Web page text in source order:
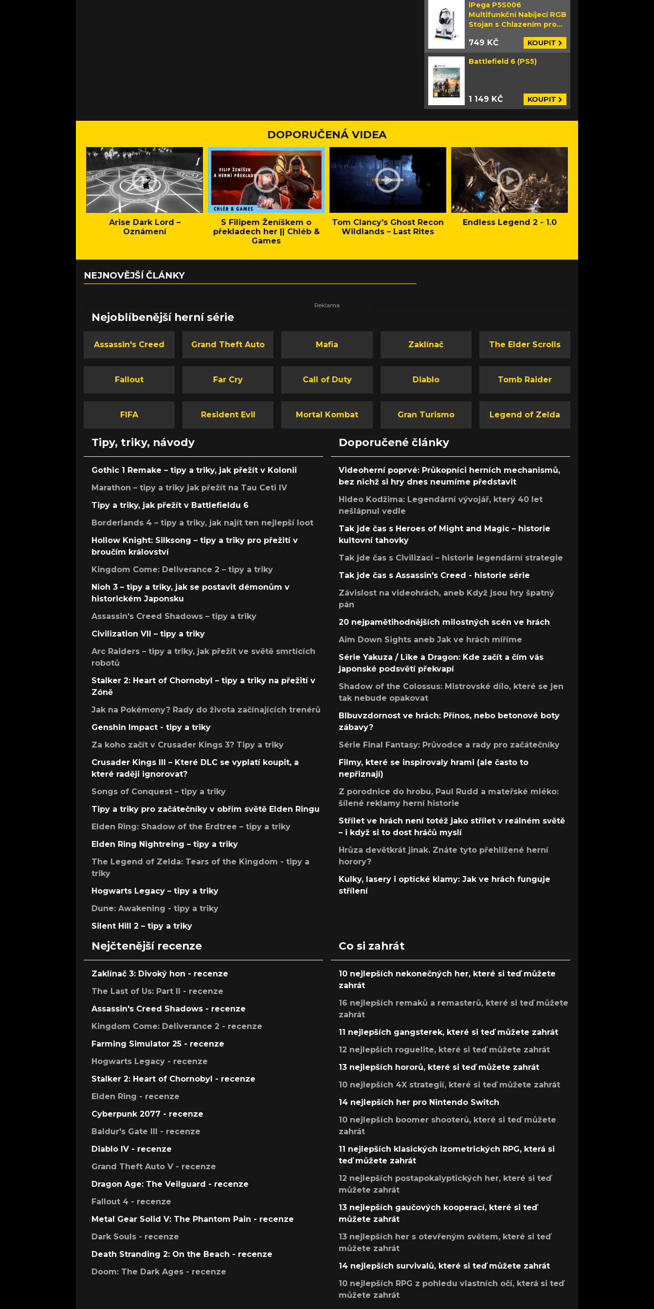
iPega P5S006
Multifunkční Nabíjecí RGB
Stojan s Chlazením pro
749 KČ KOUPIT
Battlefield 6 (PS5)
1 149 KČ KOUPIT
DOPORUČENÁ VIDEA
Arise Dark Lord –
Oznámení
S Filipem Ženíškem o
překladech her || Chléb &
Games
Tom Clancy's Ghost Recon
Wildlands – Last Rites
Endless Legend 2 - 1.0
NEJNOVĚJŠÍ ČLÁNKY
Nejoblíbenější herní série
Assassin's Creed Grand Theft Auto Mafia Zaklínač The Elder Scrolls
Fallout Far Cry Call of Duty Diablo Tomb Raider
FIFA Resident Evil Mortal Kombat Gran Turismo Legend of Zelda
Tipy, triky, návody
Gothic 1 Remake – tipy a triky, jak přežít v Kolonii
Marathon – tipy a triky jak přežít na Tau Ceti IV
Tipy a triky, jak přežít v Battlefieldu 6
Borderlands 4 – tipy a triky, jak najít ten nejlepší loot
Hollow Knight: Silksong – tipy a triky pro přežití v
broučím království
Kingdom Come: Deliverance 2 – tipy a triky
Nioh 3 – tipy a triky, jak se postavit démonům v
historickém Japonsku
Assassin's Creed Shadows – tipy a triky
Civilization VII – tipy a triky
Arc Raiders – tipy a triky, jak přežít ve světě smrtících
robotů
Stalker 2: Heart of Chornobyl – tipy a triky na přežití v
Zóně
Jak na Pokémony? Rady do života začínajících trenérů
Genshin Impact - tipy a triky
Za koho začít v Crusader Kings 3? Tipy a triky
Crusader Kings III – Které DLC se vyplatí koupit, a
které raději ignorovat?
Songs of Conquest – tipy a triky
Tipy a triky pro začátečníky v obřím světě Elden Ringu
Elden Ring: Shadow of the Erdtree – tipy a triky
Elden Ring Nightreing – tipy a triky
The Legend of Zelda: Tears of the Kingdom - tipy a
triky
Hogwarts Legacy – tipy a triky
Dune: Awakening - tipy a triky
Silent Hill 2 – tipy a triky
Doporučené články
Videoherní poprvé: Průkopníci herních mechanismů,
bez nichž si hry dnes neumíme představit
Hideo Kodžima: Legendární vývojář, který 40 let
nešlápnul vedle
Tak jde čas s Heroes of Might and Magic – historie
kultovní tahovky
Tak jde čas s Civilizací – historie legendární strategie
Tak jde čas s Assassin's Creed - historie série
Závislost na videohrách, aneb Když jsou hry špatný
pán
20 nejpamětihodnějších milostných scén ve hrách
Aim Down Sights aneb Jak ve hrách míříme
Série Yakuza / Like a Dragon: Kde začít a čím vás
japonské podsvětí překvapí
Shadow of the Colossus: Mistrovské dílo, které se jen
tak nebude opakovat
Blbuvzdornost ve hrách: Přínos, nebo betonové boty
zábavy?
Série Final Fantasy: Průvodce a rady pro začátečníky
Filmy, které se inspirovaly hrami (ale často to
nepřiznají)
Z porodnice do hrobu, Paul Rudd a mateřské mléko:
šílené reklamy herní historie
Střílet ve hrách není totéž jako střílet v reálném světě
– i když si to dost hráčů myslí
Hrůza devětkrát jinak. Znáte tyto přehlížené herní
horory?
Kulky, lasery i optické klamy: Jak ve hrách funguje
střílení
Nejčtenější recenze
Zaklínač 3: Divoký hon - recenze
The Last of Us: Part II - recenze
Assassin's Creed Shadows - recenze
Kingdom Come: Deliverance 2 - recenze
Farming Simulator 25 - recenze
Hogwarts Legacy - recenze
Stalker 2: Heart of Chornobyl - recenze
Elden Ring - recenze
Cyberpunk 2077 - recenze
Baldur's Gate III - recenze
Diablo IV - recenze
Grand Theft Auto V - recenze
Dragon Age: The Veilguard - recenze
Fallout 4 - recenze
Metal Gear Solid V: The Phantom Pain - recenze
Dark Souls - recenze
Death Stranding 2: On the Beach - recenze
Doom: The Dark Ages - recenze
Co si zahrát
10 nejlepších nekonečných her, které si teď můžete
zahrát
16 nejlepších remaků a remasterů, které si teď můžete
zahrát
11 nejlepších gangsterek, které si teď můžete zahrát
12 nejlepších roguelite, které si teď můžete zahrát
13 nejlepších hororů, které si teď můžete zahrát
10 nejlepších 4X strategií, které si teď můžete zahrát
14 nejlepších her pro Nintendo Switch
10 nejlepších boomer shooterů, které si teď můžete
zahrát
11 nejlepších klasických izometrických RPG, která si
teď můžete zahrát
12 nejlepších postapokalyptických her, které si teď
můžete zahrát
13 nejlepších gaučových kooperací, které si teď
můžete zahrát
13 nejlepších her s otevřeným světem, které si teď
můžete zahrát
14 nejlepších survivalů, které si teď můžete zahrát
10 nejlepších RPG z pohledu vlastních očí, která si teď
můžete zahrát